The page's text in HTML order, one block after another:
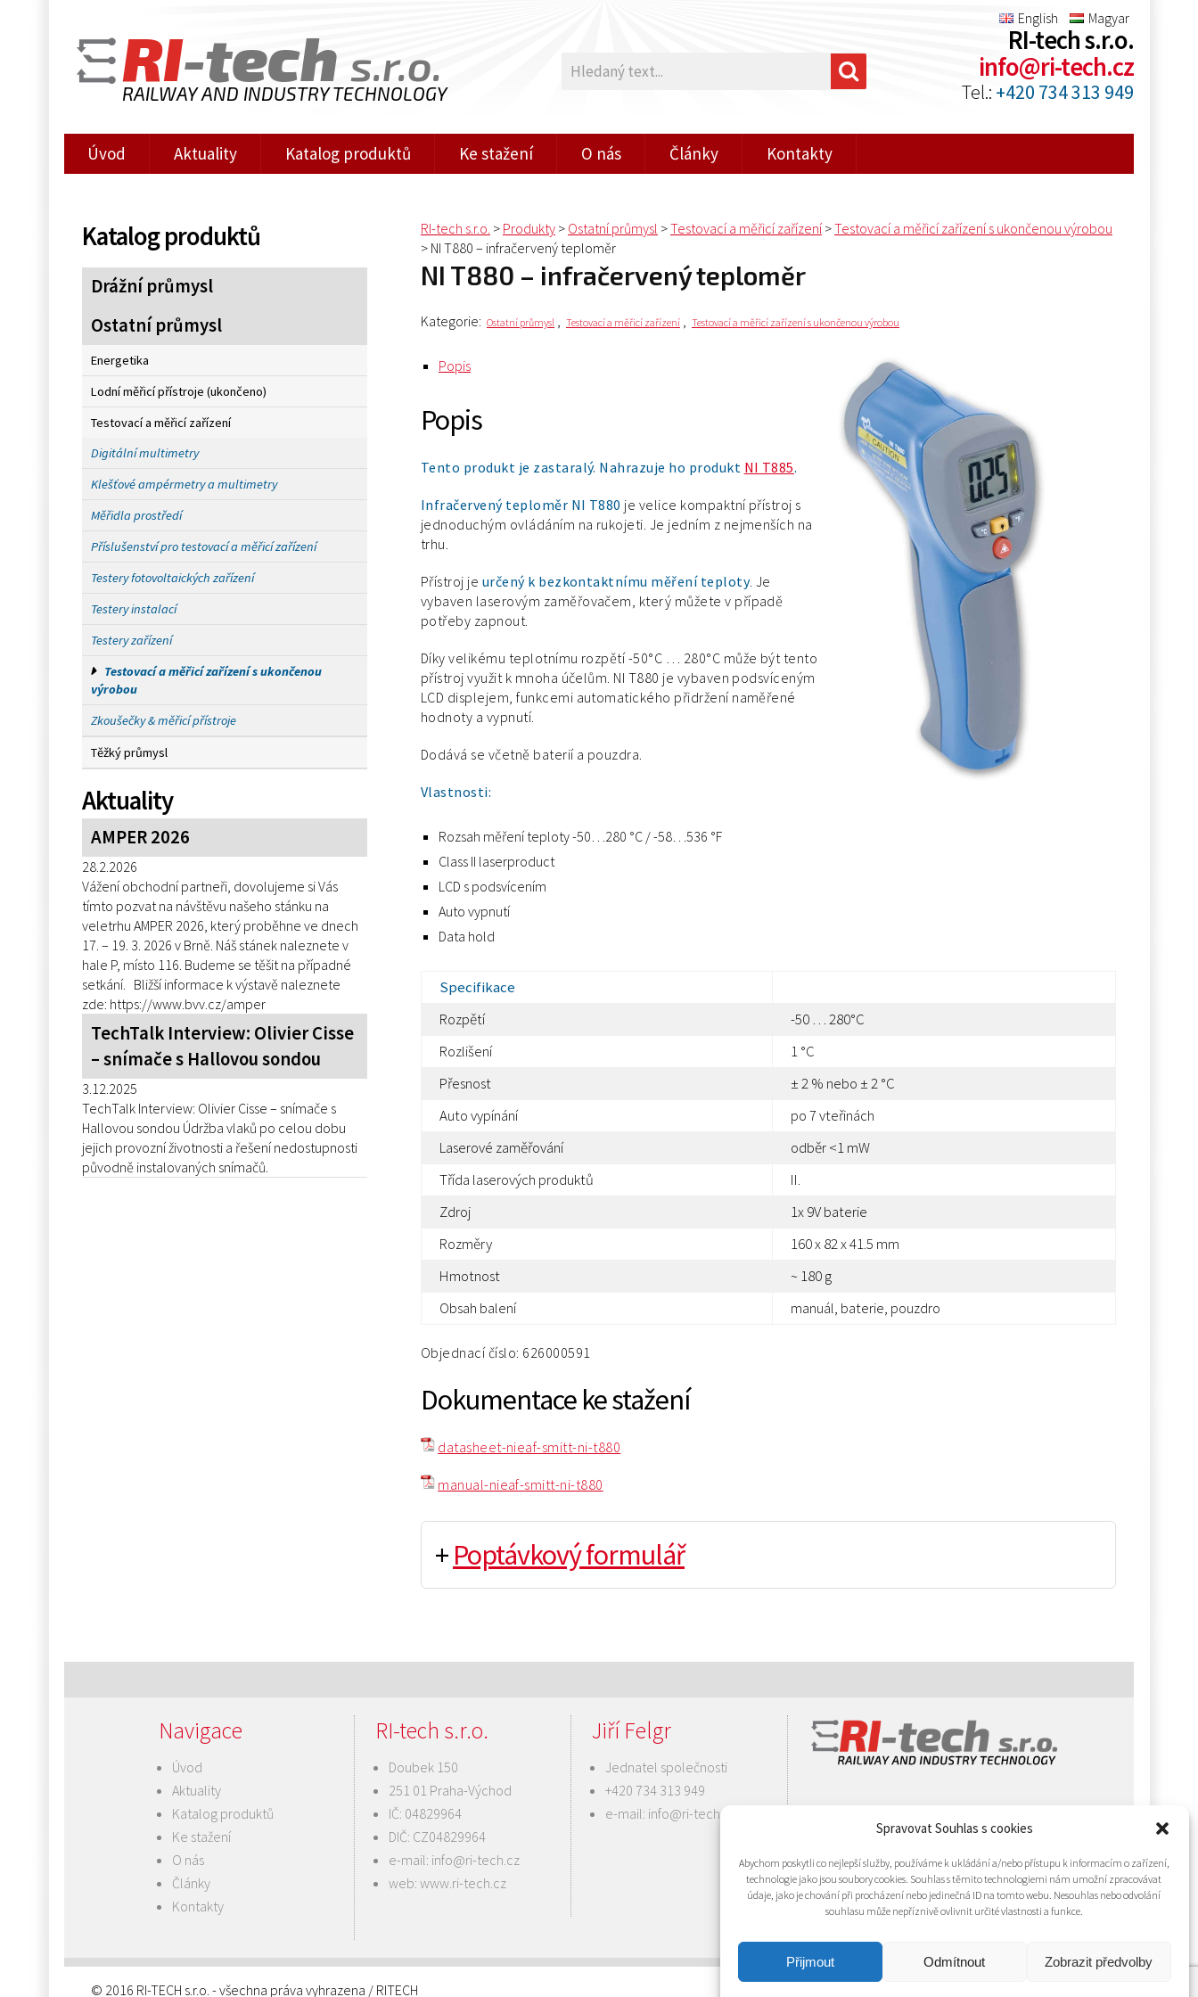
Spravovat Souhlas s cookies
Abychom poskytli co nejlepší služby, používáme k ukládání a/nebo přístupu k informacím o zařízení,
technologie jako jsou soubory cookies. Souhlas s těmito technologiemi nám umožní zpracovávat
údaje, jako je chování při procházení nebo jedinečná ID na tomto webu. Nesouhlas nebo odvolání
souhlasu může nepříznivě ovlivnit určité vlastnosti a funkce.
Přijmout Odmítnout Zobrazit předvolby
English Magyar
RI-tech s.r.o.
RAILWAY AND INDUSTRY TECHNOLOGY
RI-tech s.r.o.
info@ri-tech.cz
Tel.: +420 734 313 949
Úvod Aktuality Katalog produktů Ke stažení O nás Články Kontakty
Katalog produktů
Drážní průmysl
Ostatní průmysl
Energetika
Lodní měřicí přístroje (ukončeno)
Testovací a měřicí zařízení
Digitální multimetry
Klešťové ampérmetry a multimetry
Měřidla prostředí
Příslušenství pro testovací a měřicí zařízení
Testery fotovoltaických zařízení
Testery instalací
Testery zařízení
Testovací a měřicí zařízení s ukončenou
výrobou
Zkoušečky & měřicí přístroje
Těžký průmysl
Aktuality
AMPER 2026
28.2.2026
Vážení obchodní partneři, dovolujeme si Vás
tímto pozvat na návštěvu našeho stánku na
veletrhu AMPER 2026, který proběhne ve dnech
17. – 19. 3. 2026 v Brně. Náš stánek naleznete v
hale P, místo 116. Budeme se těšit na případné
setkání. Bližší informace k výstavě naleznete
zde: https://www.bvv.cz/amper
TechTalk Interview: Olivier Cisse
– snímače s Hallovou sondou
3.12.2025
TechTalk Interview: Olivier Cisse – snímače s
Hallovou sondou Údržba vlaků po celou dobu
jejich provozní životnosti a řešení nedostupnosti
původně instalovaných snímačů.
RI-tech s.r.o. > Produkty > Ostatní průmysl >Testovací a měřicí zařízení >Testovací a měřicí zařízení s ukončenou výrobou
> NI T880 – infračervený teploměr
NI T880 – infračervený teploměr
Kategorie: Ostatní průmysl , Testovací a měřicí zařízení , Testovací a měřicí zařízení s ukončenou výrobou
Popis
Popis
Tento produkt je zastaralý. Nahrazuje ho produkt NI T885.
Infračervený teploměr NI T880 je velice kompaktní přístroj s
jednoduchým ovládáním na rukojeti. Je jedním z nejmenších na
trhu.
Přístroj je určený k bezkontaktnímu měření teploty. Je
vybaven laserovým zaměřovačem, který můžete v případě
potřeby zapnout.
Díky velikému teplotnímu rozpětí -50°C … 280°C může být tento
přístroj využit k mnoha účelům. NI T880 je vybaven podsvíceným
LCD displejem, funkcemi automatického přidržení naměřené
hodnoty a vypnutí.
Dodává se včetně baterií a pouzdra.
Vlastnosti:
Rozsah měření teploty -50…280 °C / -58…536 °F
Class II laserproduct
LCD s podsvícením
Auto vypnutí
Data hold
Specifikace
Rozpětí
-50 … 280°C
Rozlišení
1 °C
Přesnost
± 2 % nebo ± 2 °C
Auto vypínání
po 7 vteřinách
Laserové zaměřování
odběr <1 mW
Třída laserových produktů
II.
Zdroj
1x 9V baterie
Rozměry
160 x 82 x 41.5 mm
Hmotnost
~ 180 g
Obsah balení
manuál, baterie, pouzdro
Objednací číslo: 626000591
Dokumentace ke stažení
datasheet-nieaf-smitt-ni-t880
manual-nieaf-smitt-ni-t880
+ Poptávkový formulář
Navigace
Úvod
Aktuality
Katalog produktů
Ke stažení
O nás
Články
Kontakty
RI-tech s.r.o.
Doubek 150
251 01 Praha-Východ
IČ: 04829964
DIČ: CZ04829964
e-mail: info@ri-tech.cz
web: www.ri-tech.cz
Jiří Felgr
Jednatel společnosti
+420 734 313 949
e-mail: info@ri-tech.cz
© 2016 RI-TECH s.r.o. - všechna práva vyhrazena / RITECH